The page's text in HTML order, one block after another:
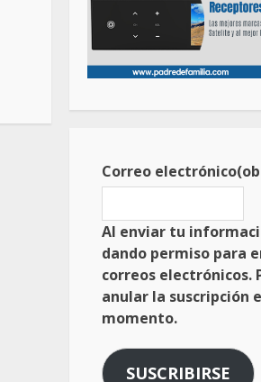
Correo electrónico
Al enviar tu
dando permiso para
correos electrónicos.
anular la suscripción
momento.
SUSCRIBIRSE